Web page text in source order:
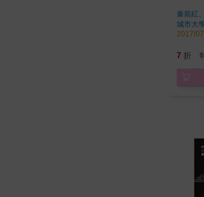
秦前紅
城市大
2017/
7 折